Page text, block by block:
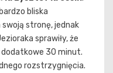
bliska
stronę, jednak
sprawiły, że
dodatkowe 30 minut.
rozstrzygnięcia.